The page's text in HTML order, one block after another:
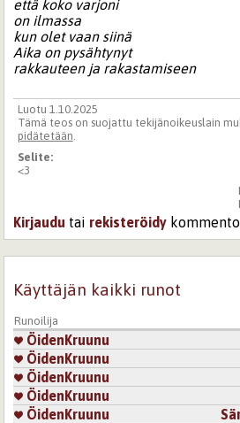
että koko varjoni
on ilmassa
kun olet vaan siinä
Aika on pysähtynyt
rakkauteen ja rakastamiseen
Luotu 1.10.2025
Tämä teos on suojattu tekijänoikeuslain
pidätetään.
Selite:
<3
Kirjaudu tai rekisteröidy
Käyttäjän kaikki runot
Runoilija
ÖidenKruunu
ÖidenKruunu
ÖidenKruunu
ÖidenKruunu
ÖidenKruunu